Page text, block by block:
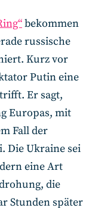
bekommen
russische
Kurz vor
Putin eine
Er sagt,
Europas, mit
Fall der
Die Ukraine sei
eine Art
die
Stunden später